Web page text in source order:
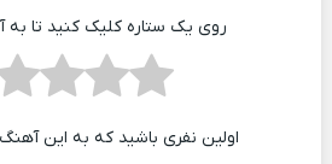
روی یک ستاره کلیک کنید تا به
اولین نفری باشید که به این